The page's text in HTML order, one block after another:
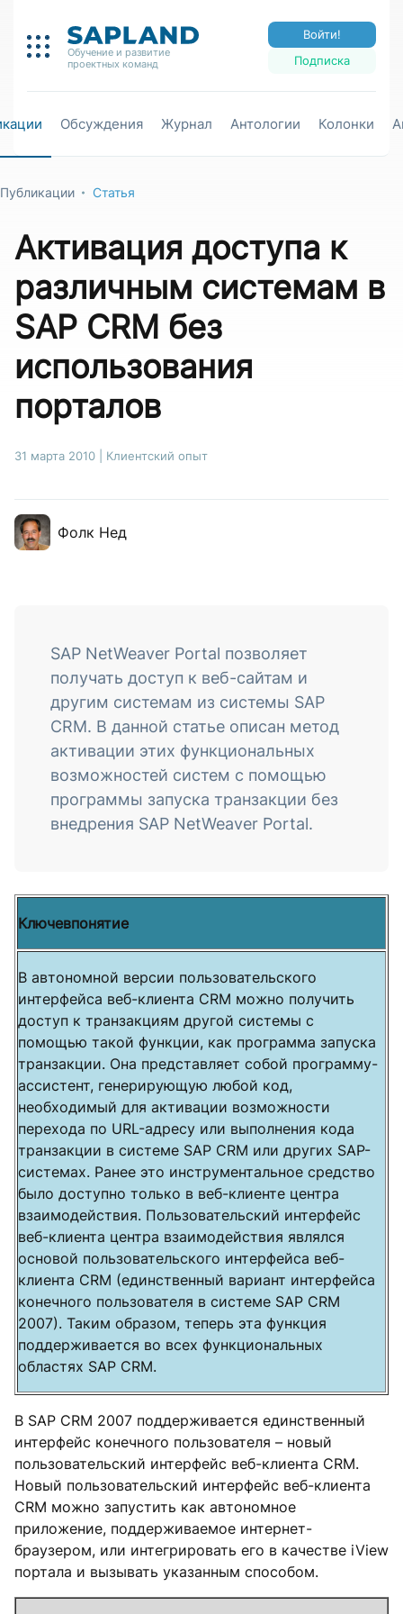
Обучение и развитие
проектных команд
Подписка
Войти!
Обсуждения Журнал Антологии Колонки
Публикации Статья
Активация доступа к
различным системам в
SAP CRM без
использования
порталов
31 марта 2010 Клиентский опыт
Фолк Нед
SAP NetWeaver Portal позволяет
получать доступ к веб-сайтам и
другим системам из системы SAP
CRM. В данной статье описан метод
активации этих функциональных
возможностей систем с помощью
программы запуска транзакции без
внедрения SAP NetWeaver Portal.
Ключевпонятие
В автономной версии пользовательского
интерфейса веб-клиента CRM можно получить
доступ к транзакциям другой системы с
помощью такой функции, как программа запуска
транзакции. Она представляет собой программу-
ассистент, генерирующую любой код,
необходимый для активации возможности
перехода по URL-адресу или выполнения кода
транзакции в системе SAP CRM или других SAP-
системах. Ранее это инструментальное средство
было доступно только в веб-клиенте центра
взаимодействия. Пользовательский интерфейс
веб-клиента центра взаимодействия являлся
основой пользовательского интерфейса веб-
клиента CRM (единственный вариант интерфейса
конечного пользователя в системе SAP CRM
2007). Таким образом, теперь эта функция
поддерживается во всех функциональных
областях SAP CRM.
В SAP CRM 2007 поддерживается единственный
интерфейс конечного пользователя – новый
пользовательский интерфейс веб-клиента CRM.
Новый пользовательский интерфейс веб-клиента
CRM можно запустить как автономное
приложение, поддерживаемое интернет-
браузером, или интегрировать его в качестве iView
портала и вызывать указанным способом.